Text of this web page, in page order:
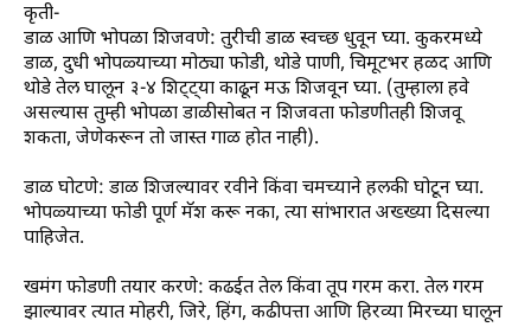
कृती-
डाळ आणि भोपळा शिजवणे: तुरीची डाळ स्वच्छ धुवून घ्या. कुकरमध्ये
डाळ, दुधी भोपळ्याच्या मोठ्या फोडी, थोडे पाणी, चिमूटभर हळद आणि
थोडे तेल घालून ३-४ शिट्ट्या काढून मऊ शिजवून घ्या. (तुम्हाला हवे
असल्यास तुम्ही भोपळा डाळीसोबत न शिजवता फोडणीतही शिजवू
शकता, जेणेकरून तो जास्त गाळ होत नाही).
डाळ घोटणे: डाळ शिजल्यावर रवीने किंवा चमच्याने हलकी घोटून घ्या.
भोपळ्याच्या फोडी पूर्ण मॅश करू नका, त्या सांभारात अख्ख्या दिसल्या
पाहिजेत.
खमंग फोडणी तयार करणे: कढईत तेल किंवा तूप गरम करा. तेल गरम
झाल्यावर त्यात मोहरी, जिरे, हिंग, कढीपत्ता आणि हिरव्या मिरच्या घालून